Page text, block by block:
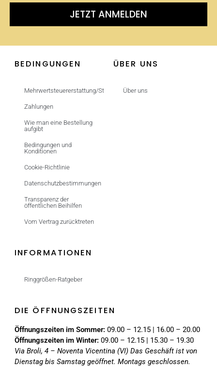
JETZT ANMELDEN
BEDINGUNGEN
Mehrwertsteuererstattung/Steuerfrei
Zahlungen
Wie man eine Bestellung
aufgibt
Bedingungen und
Konditionen
Cookie-Richtlinie
Datenschutzbestimmungen
Transparenz der
öffentlichen Beihilfen
Vom Vertrag zurücktreten
ÜBER UNS
Über uns
INFORMATIONEN
Ringgrößen-Ratgeber
DIE ÖFFNUNGSZEITEN
Öffnungszeiten im Sommer: 09.00 – 12.15 | 16.00 – 20.00
Öffnungszeiten im Winter: 09.00 – 12.15 | 15.30 – 19.30
Via Broli, 4 – Noventa Vicentina (VI) Das Geschäft ist von
Dienstag bis Samstag geöffnet. Montags geschlossen.